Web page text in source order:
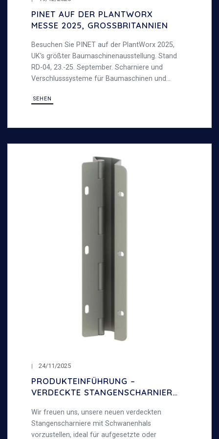
PINET AUF DER PLANTWORX
MESSE 2025, GROSSBRITANNIEN
Besuchen Sie PINET auf der PlantWorx 2025,
UK's größter Baumaschinenausstellung. Stand
RD-04, 23.-25. September. Scharniere und
Verschlusssysteme für Baumaschinen und
SEHEN
24/11/2025
PRODUKTEINFÜHRUNG –
VERDECKTE STANGENSCHARNIERE
ÖFFNUNGSWINKEL
Wir freuen uns, unsere neuen verdeckten
Stangenscharniere mit Schwanenhals
vorzustellen, ideal für aufgesetzte oder